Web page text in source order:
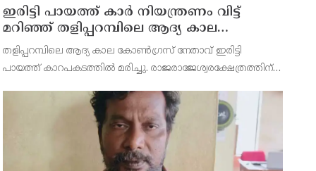
ഇരിട്ടി പായത്ത് കാർ നിയന്ത്രണം വിട്ട്
മറിഞ്ഞ് തളിപ്പറമ്പിലെ ആദ്യ കാല
കോണ്‍ഗ്രസ് നേതാവ് മരിച്ചു
തളിപ്പറമ്പിലെ ആദ്യ കാല കോണ്‍ഗ്രസ് നേതാവ് ഇരിട്ടി
പായത്ത് കാറപകടത്തില്‍ മരിച്ചു. രാജരാജേശ്വരക്ഷേത്രത്തിന്
എം.കെ.കേശവനാ(74)ണ് മരിച്ചത്.